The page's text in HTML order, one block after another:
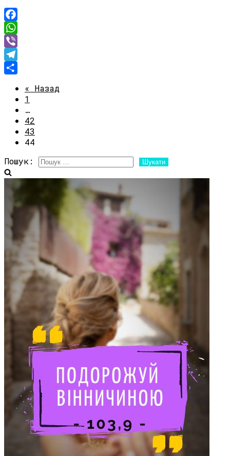
Facebook
WhatsApp
Viber
Telegram
« Назад
1
…
42
43
44
Пошук: